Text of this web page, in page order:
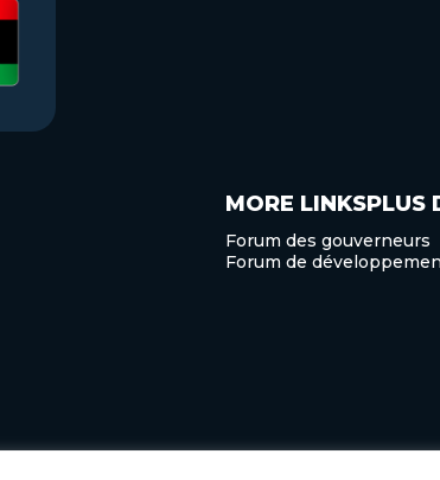
MORE LINKSPLUS
Forum des gouverneurs
Forum de